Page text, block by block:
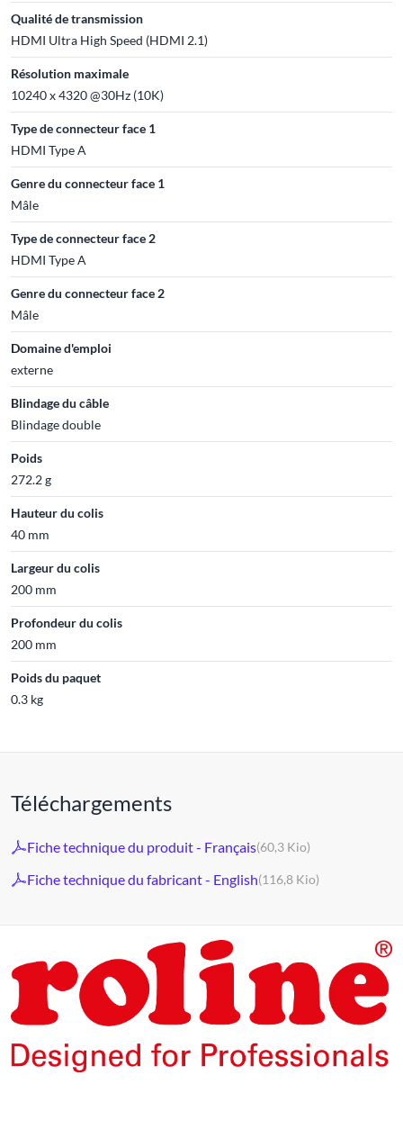
Qualité de transmission
HDMI Ultra High Speed (HDMI 2.1)
Résolution maximale
10240 x 4320 @30Hz (10K)
Type de connecteur face 1
HDMI Type A
Genre du connecteur face 1
Mâle
Type de connecteur face 2
HDMI Type A
Genre du connecteur face 2
Mâle
Domaine d'emploi
externe
Blindage du câble
Blindage double
Poids
272.2 g
Hauteur du colis
40 mm
Largeur du colis
200 mm
Profondeur du colis
200 mm
Poids du paquet
0.3 kg
Téléchargements
Fiche technique du produit - Français(60,3 Kio)
Fiche technique du fabricant - English(116,8 Kio)